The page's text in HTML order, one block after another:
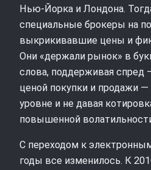
Нью‑Йорка и Лондона.
специальные брокеры на
выкрикивавшие цены и
Они «держали рынок» в
слова, поддерживая спред
ценой покупки и продажи
уровне и не давая
повышенной
С переходом к
годы все изменилось. К